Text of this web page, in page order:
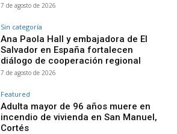
7 de agosto de 2026
Sin categoría
Ana Paola Hall y embajadora de El
Salvador en España fortalecen
diálogo de cooperación regional
7 de agosto de 2026
Featured
Adulta mayor de 96 años muere en
incendio de vivienda en San Manuel,
Cortés